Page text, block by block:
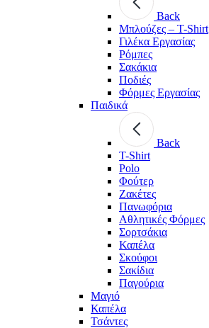
Back
Μπλούζες – T-Shirt
Γιλέκα Εργασίας
Ρόμπες
Σακάκια
Ποδιές
Φόρμες Εργασίας
Παιδικά
Back
T-Shirt
Polo
Φούτερ
Ζακέτες
Πανωφόρια
Αθλητικές Φόρμες
Σορτσάκια
Καπέλα
Σκούφοι
Σακίδια
Παγούρια
Μαγιό
Καπέλα
Τσάντες